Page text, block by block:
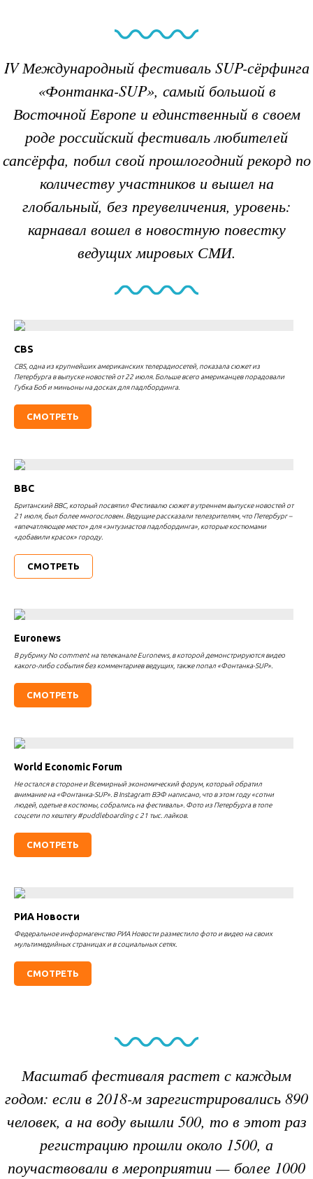
IVМеждународный фестиваль SUP-сёрфинга
«Фонтанка-SUP», самый большой в
Восточной Европе и единственный в своем
роде российский фестиваль любителей
сапсёрфа, побил свой прошлогодний рекорд по
количеству участников и вышел на
глобальный, без преувеличения, уровень:
карнавал вошел в новостную повестку
ведущих мировых СМИ.
CBS
CBS, одна из крупнейших американских телерадиосетей, показала сюжет из
Петербурга в выпуске новостей от 22 июля. Больше всего американцев порадовали
Губка Боб и миньоны на досках для падлбординга.
СМОТРЕТЬ
BBC
Британский BBC, который посвятил Фестивалю сюжет в утреннем выпуске новостей от
21 июля, был более многословен. Ведущие рассказали телезрителям, что Петербург –
«впечатляющее место» для «энтузиастов падлбординга», которые костюмами
«добавили красок» городу.
СМОТРЕТЬ
Euronews
В рубрику No comment на телеканале Euronews, в которой демонстрируются видео
какого-либо события без комментариев ведущих, также попал «Фонтанка-SUP».
СМОТРЕТЬ
World Economic Forum
Не остался в стороне и Всемирный экономический форум, который обратил
внимание на «Фонтанка-SUP». В Instagram ВЭФ написано, что в этом году «сотни
людей, одетые в костюмы, собрались на фестиваль». Фото из Петербурга в топе
соцсети по хештегу #puddleboarding с 21 тыс. лайков.
СМОТРЕТЬ
РИА Новости
Федеральное информагенство РИА Новости разместило фото и видео на своих
мультимедийных страницах и в социальных сетях.
СМОТРЕТЬ
Масштаб фестиваля растет с каждым
годом: если в 2018-м зарегистрировались 890
человек, а на воду вышли 500, то в этот раз
регистрацию прошли около 1500, а
поучаствовали в мероприятии — более 1000